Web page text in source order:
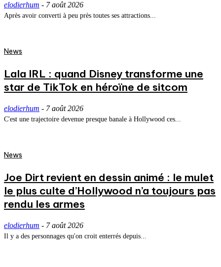
elodierhum - 7 août 2026
Après avoir converti à peu près toutes ses attractions...
News
Lala IRL : quand Disney transforme une
star de TikTok en héroïne de sitcom
elodierhum - 7 août 2026
C'est une trajectoire devenue presque banale à Hollywood ces...
News
Joe Dirt revient en dessin animé : le mulet
le plus culte d’Hollywood n’a toujours pas
rendu les armes
elodierhum - 7 août 2026
Il y a des personnages qu'on croit enterrés depuis...